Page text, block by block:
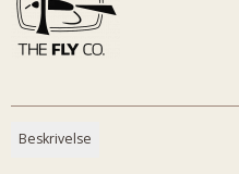
Beskrivelse